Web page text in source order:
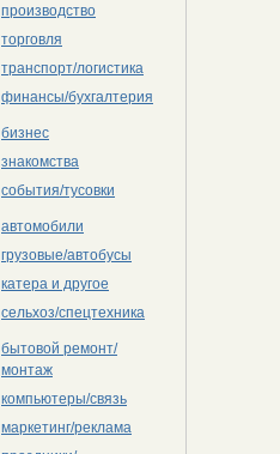
производство
торговля
транспорт/логистика
финансы/бухгалтерия
бизнес
знакомства
события/тусовки
автомобили
грузовые/автобусы
катера и другое
сельхоз/cпецтехника
бытовой ремонт/
монтаж
компьютеры/cвязь
маркетинг/реклама